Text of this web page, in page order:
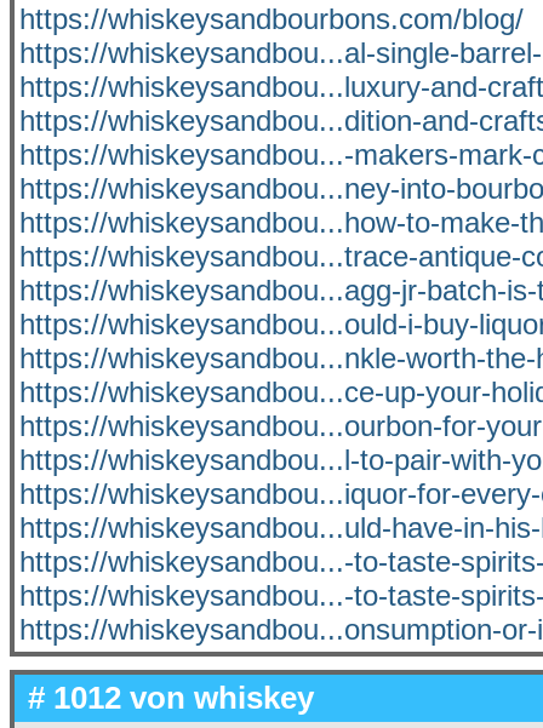
https://whiskeysandbourbons.com/blog/
https://whiskeysandbou...al-single-
https://whiskeysandbou...luxury-and-
https://whiskeysandbou...dition-and-
https://whiskeysandbou...-makers-mark-
https://whiskeysandbou...ney-into-
https://whiskeysandbou...how-to-make-
https://whiskeysandbou...trace-antique-
https://whiskeysandbou...agg-jr-batch-
https://whiskeysandbou...ould-i-buy-
https://whiskeysandbou...nkle-worth-
https://whiskeysandbou...ce-up-your-
https://whiskeysandbou...ourbon-for-
https://whiskeysandbou...l-to-pair-with-
https://whiskeysandbou...iquor-for-
https://whiskeysandbou...uld-have-in-
https://whiskeysandbou...-to-taste-
https://whiskeysandbou...-to-taste-
https://whiskeysandbou...onsumption-
# 1012 von whiskey